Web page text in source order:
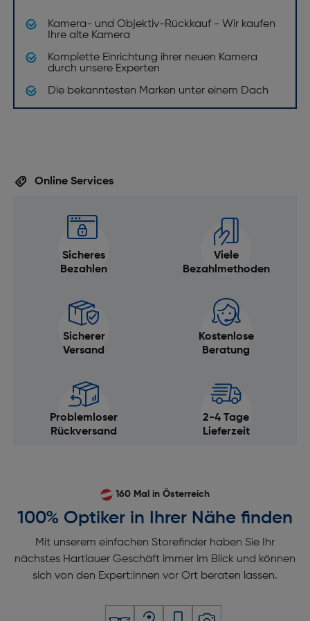
Befestigungstyp: Bajonett
Staubschutz: Ja
Leistungen
Gewicht [g]: 2115
Abmessungen (DxL) [mm]: 111,5 x 318
Kamera- und Objektiv-Rückkauf - Wir kaufen
Ihre alte Kamera
Komplette Einrichtung ihrer neuen Kamera
durch unsere Experten
Die bekanntesten Marken unter einem Dach
Online Services
Sicheres
Bezahlen
Viele
Bezahlmethoden
Sicherer
Versand
Kostenlose
Beratung
Problemloser
Rückversand
2-4 Tage
Lieferzeit
160 Mal in Österreich
100% Optiker in Ihrer Nähe finden
Mit unserem einfachen Storefinder haben Sie Ihr
nächstes Hartlauer Geschäft immer im Blick und können
sich von den Expert:innen vor Ort beraten lassen.